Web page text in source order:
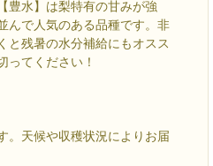
豊水】は梨特有の甘みが強
んで人気のある品種です。非
と残暑の水分補給にもオスス
ってください！
。天候や収穫状況によりお届